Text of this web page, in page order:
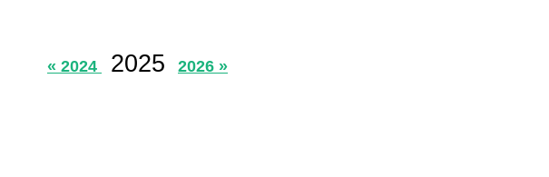
« 2024 2025 2026 »